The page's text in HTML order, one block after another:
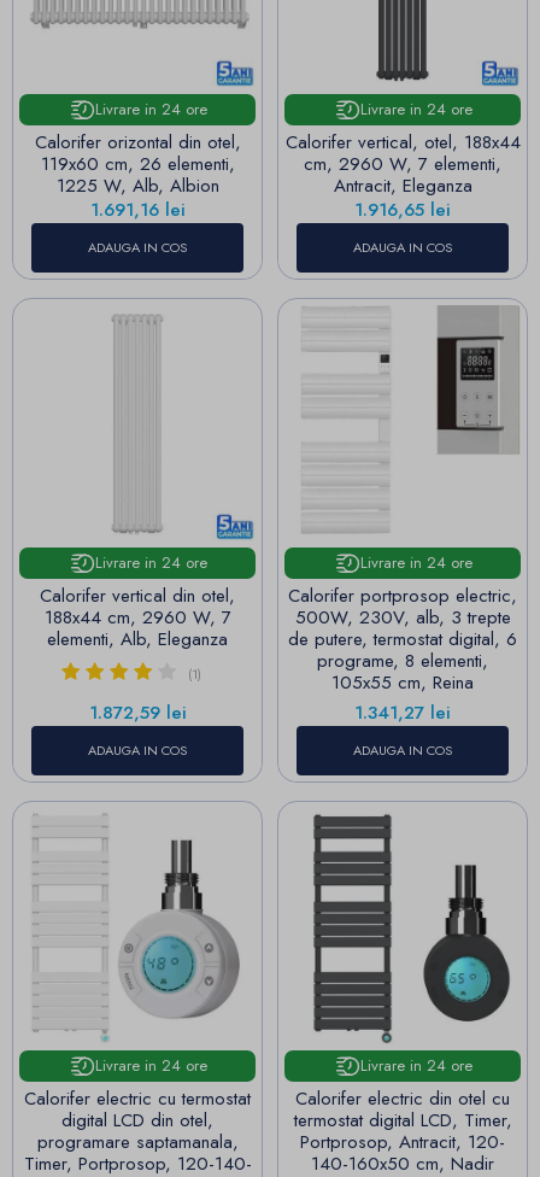
Livrare in 24 ore
Calorifer orizontal din otel,
119x60 cm, 26 elementi,
1225 W, Alb, Albion
Pret
1.691,16 lei
ADAUGA IN COS
Livrare in 24 ore
Calorifer vertical, otel, 188x44
cm, 2960 W, 7 elementi,
Antracit, Eleganza
Pret
1.916,65 lei
ADAUGA IN COS
Livrare in 24 ore
Calorifer vertical din otel,
188x44 cm, 2960 W, 7
elementi, Alb, Eleganza
(1)
Pret
1.872,59 lei
ADAUGA IN COS
Livrare in 24 ore
Calorifer portprosop electric,
500W, 230V, alb, 3 trepte
de putere, termostat digital, 6
programe, 8 elementi,
105x55 cm, Reina
Pret
1.341,27 lei
ADAUGA IN COS
Livrare in 24 ore
Calorifer electric cu termostat
digital LCD din otel,
programare saptamanala,
Timer, Portprosop, 120-140-
Livrare in 24 ore
Calorifer electric din otel cu
termostat digital LCD, Timer,
Portprosop, Antracit, 120-
140-160x50 cm, Nadir